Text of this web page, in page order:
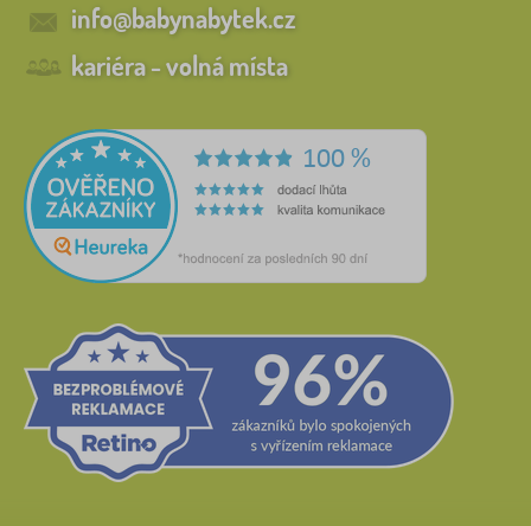
info@babynabytek.cz
kariéra - volná místa